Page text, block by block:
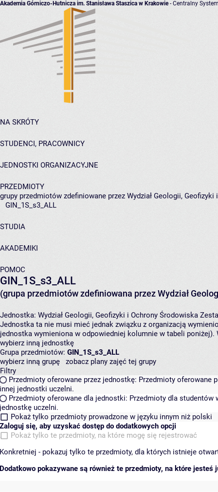
Akademia Górniczo-Hutnicza im. Stanisława Staszica w Krakowie- Centralny
NA SKRÓTY
STUDENCI, PRACOWNICY
JEDNOSTKI ORGANIZACYJNE
PRZEDMIOTY
grupy przedmiotów zdefiniowane przez Wydział Geologii,
GIN_1S_s3_ALL
STUDIA
AKADEMIKI
POMOC
GIN_1S_s3_ALL
(grupa przedmiotów zdefiniowana przez Wydział
Jednostka: Wydział Geologii, Geofizyki i Ochrony Środowiska
Jednostka ta nie musi mieć jednak związku z organizacją
jednostka wymieniona w odpowiedniej kolumnie w tabeli
wybierz inną jednostkę
Grupa przedmiotów: GIN_1S_s3_ALL
wybierz inną grupę
zobacz plany zajęć tej grupy
Filtry
Przedmioty oferowane przez jednostkę: Przedmioty oferowane
innej jednostki uczelni.
Przedmioty oferowane dla jednostki: Przedmioty dla studentów
jednostkę uczelni.
Pokaż tylko przedmioty prowadzone w języku innym niż polski
Zaloguj się, aby uzyskać dostęp do dodatkowych opcji
Pokaż tylko te przedmioty, na które mogę się rejestrować
Konkretniej - pokazuj tylko te przedmioty, dla których istnieje
Dodatkowo pokazywane są również te przedmioty, na które jesteś